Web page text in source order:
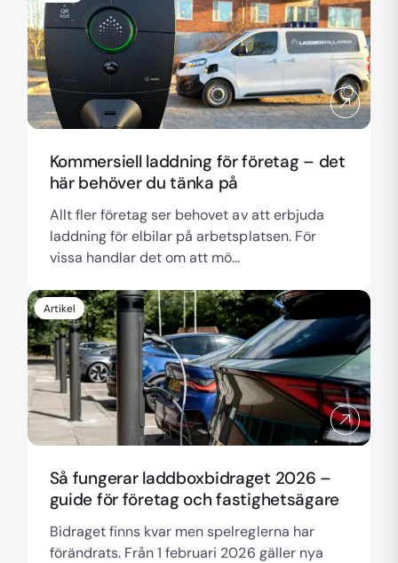
Kommersiell laddning för företag – det
här behöver du tänka på
Allt fler företag ser behovet av att erbjuda
laddning för elbilar på arbetsplatsen. För
vissa handlar det om att mö...
Artikel
Så fungerar laddboxbidraget 2026 –
guide för företag och fastighetsägare
Bidraget finns kvar men spelreglerna har
förändrats. Från 1 februari 2026 gäller nya